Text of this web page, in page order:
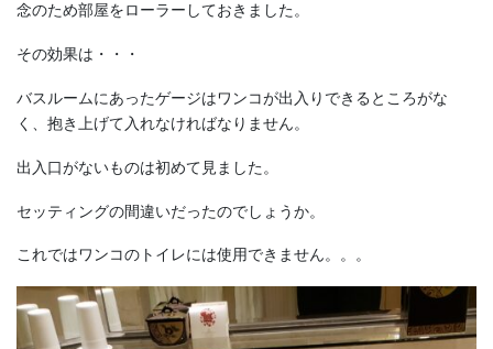
念のため部屋をローラーしておきました。
その効果は・・・
バスルームにあったゲージはワンコが出入りできるところがな
く、抱き上げて入れなければなりません。
出入口がないものは初めて見ました。
セッティングの間違いだったのでしょうか。
これではワンコのトイレには使用できません。。。